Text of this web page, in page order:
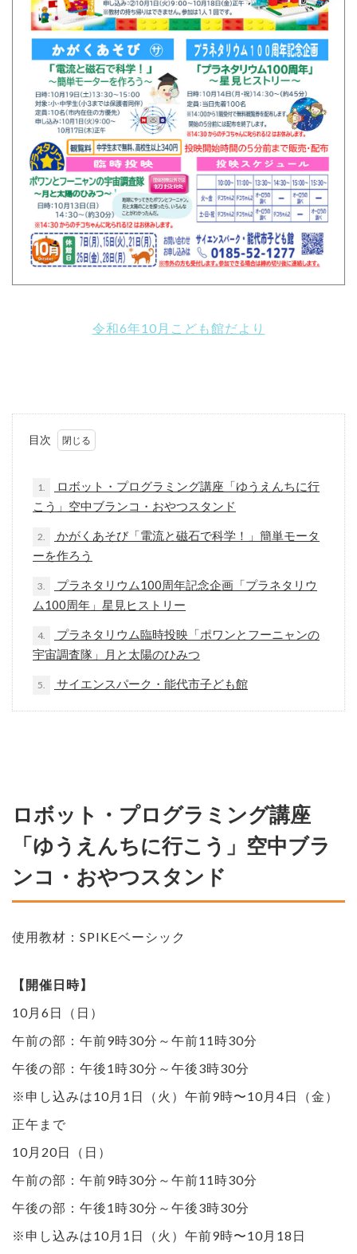
令和6年10月こども館だより
目次
1.
ロボット・プログラミング講座「ゆうえんちに行
こう」空中ブランコ・おやつスタンド
2.
かがくあそび「電流と磁石で科学！」簡単モータ
ーを作ろう
3.
プラネタリウム100周年記念企画「プラネタリウ
ム100周年」星見ヒストリー
4.
プラネタリウム臨時投映「ポワンとフーニャンの
宇宙調査隊」月と太陽のひみつ
5. サイエンスパーク・能代市子ども館
ロボット・プログラミング講座
「ゆうえんちに行こう」空中ブラ
ンコ・おやつスタンド
使用教材：SPIKEベーシック
【開催日時】
10月6日（日）
午前の部：午前9時30分～午前11時30分
午後の部：午後1時30分～午後3時30分
※申し込みは10月1日（火）午前9時〜10月4日（金）
正午まで
10月20日（日）
午前の部：午前9時30分～午前11時30分
午後の部：午後1時30分～午後3時30分
※申し込みは10月1日（火）午前9時〜10月18日